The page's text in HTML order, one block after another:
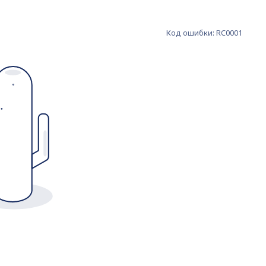
Код ошибки: RC0001